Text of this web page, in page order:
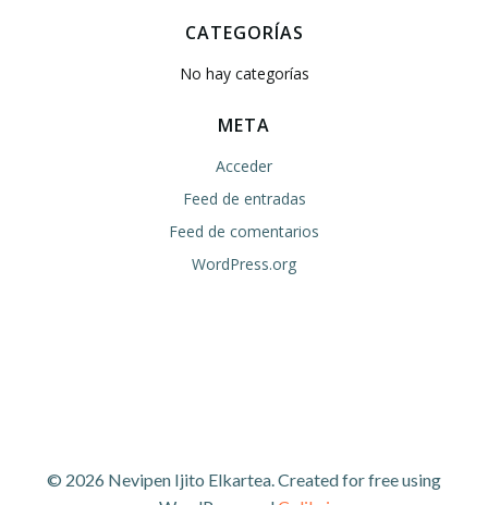
CATEGORÍAS
No hay categorías
META
Acceder
Feed de entradas
Feed de comentarios
WordPress.org
© 2026 Nevipen Ijito Elkartea. Created for free using